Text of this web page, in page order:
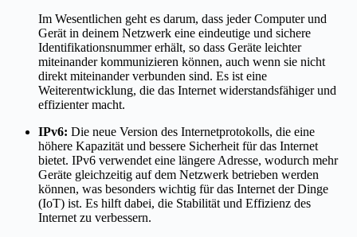
Im Wesentlichen geht es darum, dass jeder Computer und
Gerät in deinem Netzwerk eine eindeutige und sichere
Identifikationsnummer erhält, so dass Geräte leichter
miteinander kommunizieren können, auch wenn sie nicht
direkt miteinander verbunden sind. Es ist eine
Weiterentwicklung, die das Internet widerstandsfähiger und
effizienter macht.
IPv6: Die neue Version des Internetprotokolls, die eine
höhere Kapazität und bessere Sicherheit für das Internet
bietet. IPv6 verwendet eine längere Adresse, wodurch mehr
Geräte gleichzeitig auf dem Netzwerk betrieben werden
können, was besonders wichtig für das Internet der Dinge
(IoT) ist. Es hilft dabei, die Stabilität und Effizienz des
Internet zu verbessern.